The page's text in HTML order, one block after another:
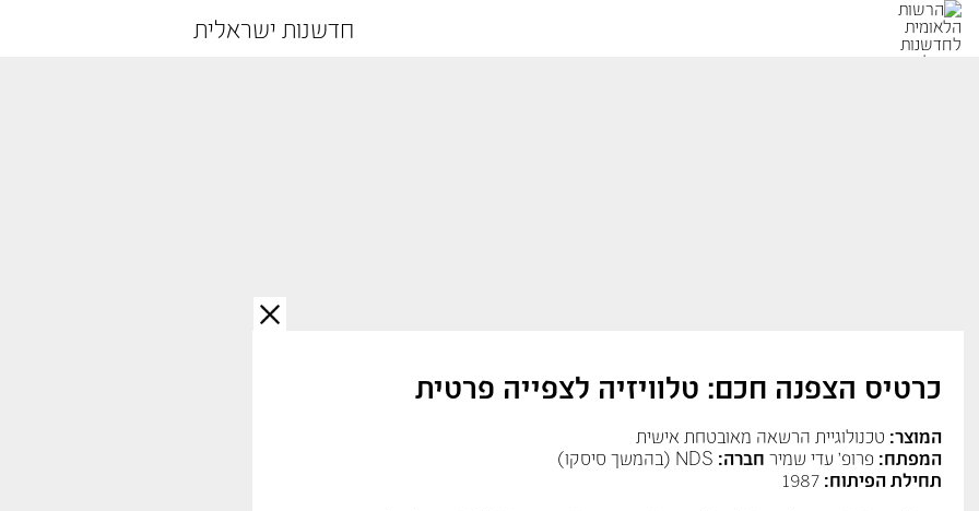
חדשנות ישראלית
כרטיס הצפנה חכם: טלוויזיה לצפייה פרטית
המוצר: טכנולוגיית הרשאה מאובטחת אישית
המפתח: פרופ' עדי שמיר חברה:
תחילת הפיתוח: 1987